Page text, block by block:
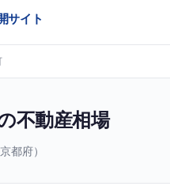
サイト
不動産相場
都府）